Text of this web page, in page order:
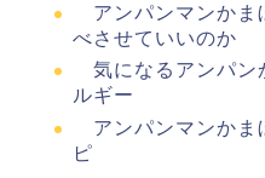
アンパンマンかま
べさせていいのか
気になるアンパン
ルギー
アンパンマンかま
ピ